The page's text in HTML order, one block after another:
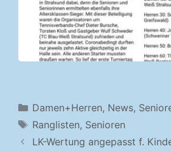
Kategorien
Damen+Herren, News,
Schlagwörter
Ranglisten, Senioren
LK-Wertung angepasst f.